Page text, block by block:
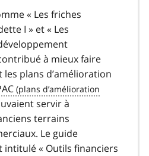
« Les friches
I » et « Les
à mieux faire
plans d’amélioration
servir à
terrains
Le guide
intitulé « Outils financiers